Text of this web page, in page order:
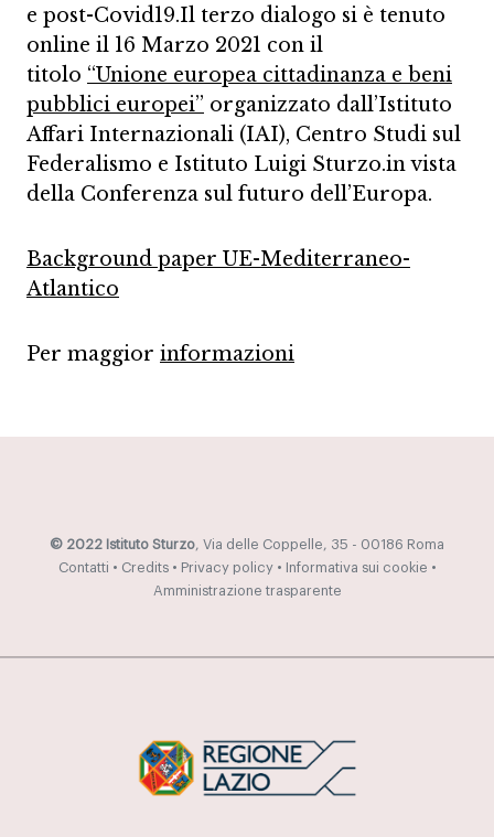
e post-Covid19.Il terzo dialogo si è tenuto
online il 16 Marzo 2021 con il
titolo “Unione europea cittadinanza e beni
pubblici europei” organizzato dall’Istituto
Affari Internazionali (IAI), Centro Studi sul
Federalismo e Istituto Luigi Sturzo.in vista
della Conferenza sul futuro dell’Europa.
Background paper UE-Mediterraneo-
Atlantico
Per maggior informazioni
© 2022 Istituto Sturzo, Via delle Coppelle, 35 - 00186 Roma
Contatti • Credits• Privacy policy• Informativa sui cookie •
Amministrazione trasparente